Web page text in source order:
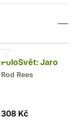
PoloSvět: Jaro
Rod Rees
308 Kč